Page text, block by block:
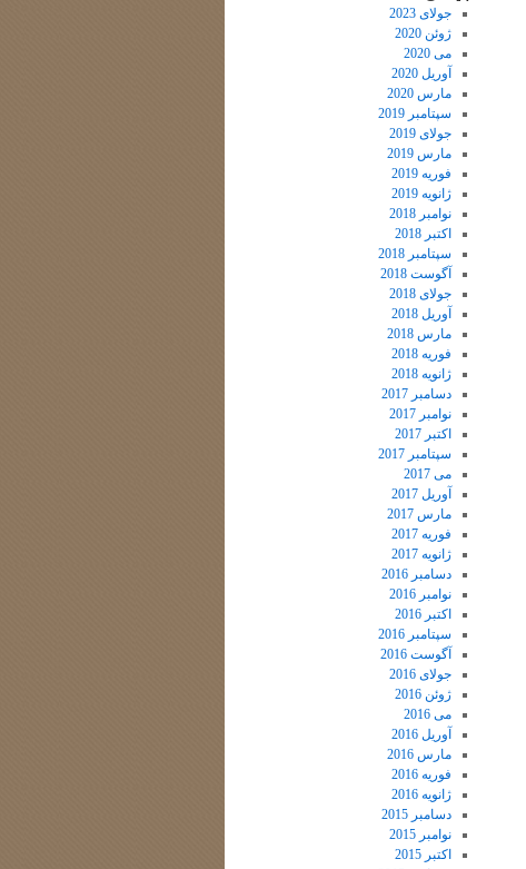
جولای 2023
ژوئن 2020
می 2020
آوریل 2020
مارس 2020
سپتامبر 2019
جولای 2019
مارس 2019
فوریه 2019
ژانویه 2019
نوامبر 2018
اکتبر 2018
سپتامبر 2018
آگوست 2018
جولای 2018
آوریل 2018
مارس 2018
فوریه 2018
ژانویه 2018
دسامبر 2017
نوامبر 2017
اکتبر 2017
سپتامبر 2017
می 2017
آوریل 2017
مارس 2017
فوریه 2017
ژانویه 2017
دسامبر 2016
نوامبر 2016
اکتبر 2016
سپتامبر 2016
آگوست 2016
جولای 2016
ژوئن 2016
می 2016
آوریل 2016
مارس 2016
فوریه 2016
ژانویه 2016
دسامبر 2015
نوامبر 2015
اکتبر 2015